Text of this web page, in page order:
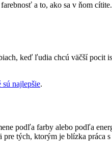
a to, ako sa v ňom
keď ľudia chcú väčší pocit
najlepšie.
podľa farby alebo podľa
tých, ktorým je blízka práca